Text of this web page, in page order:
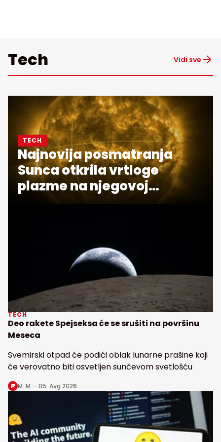
Tech Vidi sve
TECH
Najnovija posmatranja
Sunca otkrila vrtloge
plazme na njegovoj
površini
TECH
Deo rakete Spejseksa će se srušiti na površinu
Meseca
Svemirski otpad će podići oblak lunarne prašine koji
će verovatno biti osvetljen sunčevom svetlošću
M. M. - 05. Avg 2026.